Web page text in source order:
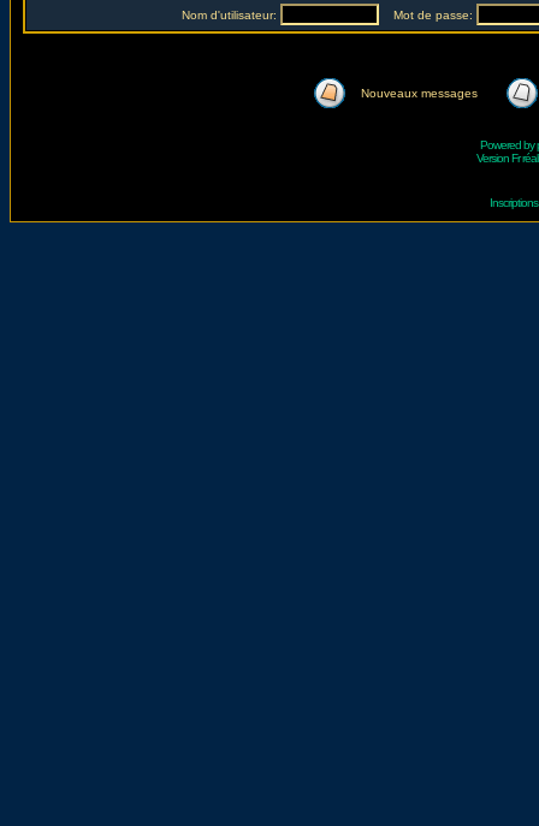
Nom d'utilisateur: Mot de passe:
Nouveaux messages
Powered by
Version Fr